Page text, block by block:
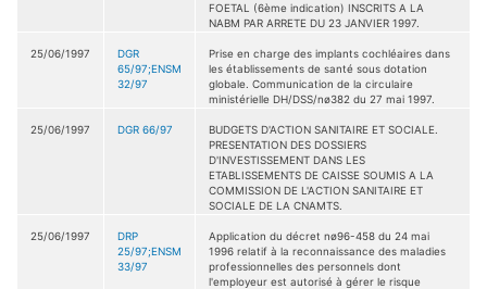
FOETAL (6ème indication) INSCRITS A LA
NABM PAR ARRETE DU 23 JANVIER 1997.
25/06/1997
DGR
65/97;ENSM
32/97
Prise en charge des implants cochléaires dans
les établissements de santé sous dotation
globale. Communication de la circulaire
ministérielle DH/DSS/nø382 du 27 mai 1997.
25/06/1997 DGR 66/97
BUDGETS D'ACTION SANITAIRE ET SOCIALE.
PRESENTATION DES DOSSIERS
D'INVESTISSEMENT DANS LES
ETABLISSEMENTS DE CAISSE SOUMIS A LA
COMMISSION DE L'ACTION SANITAIRE ET
SOCIALE DE LA CNAMTS.
25/06/1997
DRP
25/97;ENSM
33/97
Application du décret nø96-458 du 24 mai
1996 relatif à la reconnaissance des maladies
professionnelles des personnels dont
l'employeur est autorisé à gérer le risque